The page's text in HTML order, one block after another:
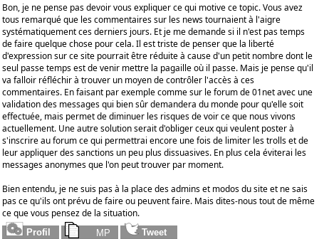
Bon, je ne pense pas devoir vous expliquer ce qui motive ce topic. Vous avez
tous remarqué que les commentaires sur les news tournaient à l'aigre
systématiquement ces derniers jours. Et je me demande si il n'est pas temps
de faire quelque chose pour cela. Il est triste de penser que la liberté
d'expression sur ce site pourrait être réduite à cause d'un petit nombre dont le
seul passe temps est de venir mettre la pagaille où il passe. Mais je pense qu'il
va falloir réfléchir à trouver un moyen de contrôler l'accès à ces
commentaires. En faisant par exemple comme sur le forum de 01net avec une
validation des messages qui bien sûr demandera du monde pour qu'elle soit
effectuée, mais permet de diminuer les risques de voir ce que nous vivons
actuellement. Une autre solution serait d'obliger ceux qui veulent poster à
s'inscrire au forum ce qui permettrai encore une fois de limiter les trolls et de
leur appliquer des sanctions un peu plus dissuasives. En plus cela éviterai les
messages anonymes que l'on peut trouver par moment.
Bien entendu, je ne suis pas à la place des admins et modos du site et ne sais
pas ce qu'ils ont prévu de faire ou peuvent faire. Mais dites-nous tout de même
ce que vous pensez de la situation.